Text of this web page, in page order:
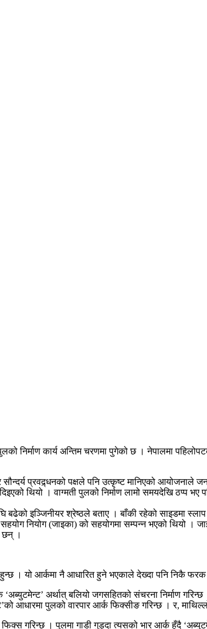
निर्माण कार्य अन्तिम चरणमा पुगेको छ । नेपालमा
प्रवद्र्धनको पक्षले पनि उत्कृष्ट मानिएको आयोजनाले
थियो । वाग्मती पुलको निर्माण लामो समयदेखि ठप्प
इञ्जिनीयर श्रेष्ठले बताए । बाँकी रहेको साइडमा
सहयोग नियोग (जाइका) को सहयोगमा सम्पन्न भएको
छन् ।
। यो आर्कमा नै आधारित हुने भएकाले देख्दा पनि निकै
‘अब्युटमेन्ट’ अर्थात् बलियो जगसहितको संचरना निर्माण
आधारमा पुलको वारपार आर्क फिक्सीङ गरिन्छ । र,
गरिन्छ । पुलमा गाडी गुड्दा त्यसको भार आर्क हुँदै